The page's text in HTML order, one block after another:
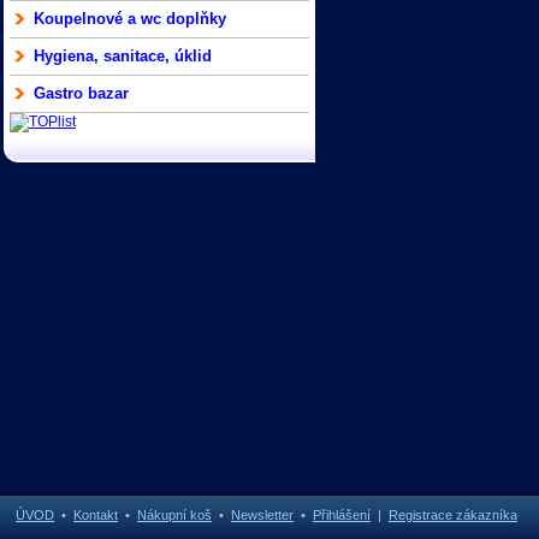
Koupelnové a wc doplňky
Hygiena, sanitace, úklid
Gastro bazar
ÚVOD • Kontakt • Nákupní koš • Newsletter • Přihlášení | Registrace zákazníka